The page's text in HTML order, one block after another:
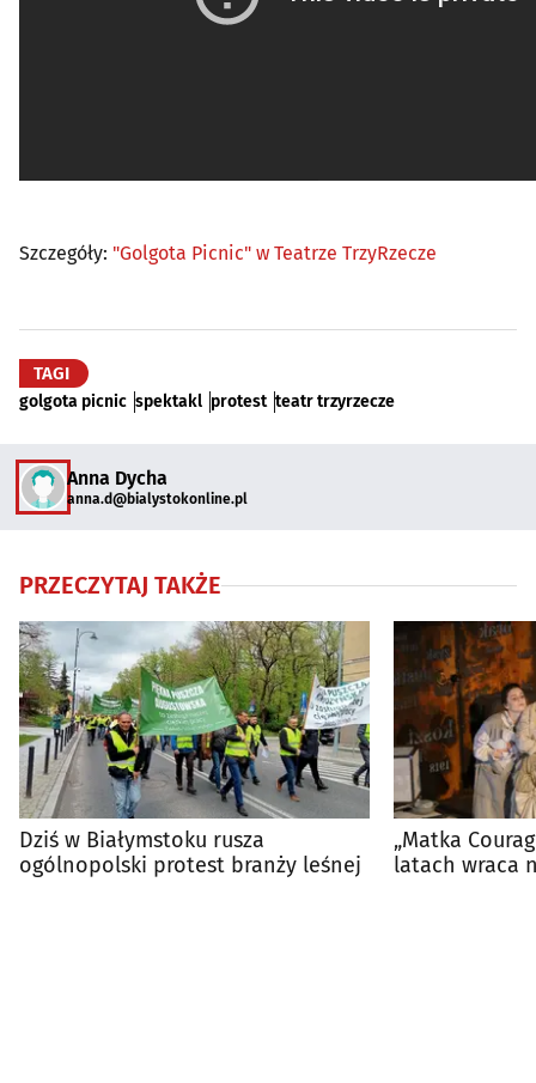
Szczegóły: "Golgota Picnic" w Teatrze TrzyRzecze
TAGI
golgota picnic spektakl protest teatr trzyrzecze
Anna Dycha
anna.d@bialystokonline.pl
PRZECZYTAJ TAKŻE
Dziś w Białymstoku rusza
ogólnopolski protest branży leśnej
„Matka
latach wraca